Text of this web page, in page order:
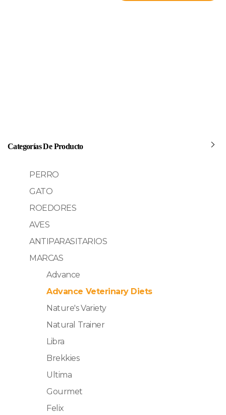
Categorías De Producto
PERRO
GATO
ROEDORES
AVES
ANTIPARASITARIOS
MARCAS
Advance
Advance Veterinary Diets
Nature's Variety
Natural Trainer
Libra
Brekkies
Ultima
Gourmet
Felix